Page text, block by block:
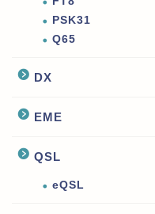
PSK31
Q65
DX
EME
QSL
eQSL